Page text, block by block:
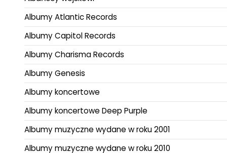
Albumy Atlantic Records
Albumy Capitol Records
Albumy Charisma Records
Albumy Genesis
Albumy koncertowe
Albumy koncertowe Deep Purple
Albumy muzyczne wydane w roku 2001
Albumy muzyczne wydane w roku 2010